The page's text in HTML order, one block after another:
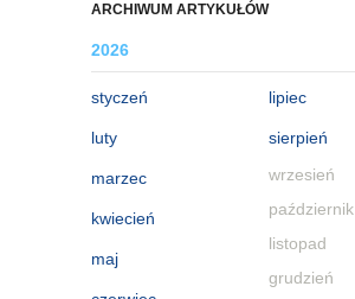
ARCHIWUM ARTYKUŁÓW
2026
styczeń
luty
marzec
kwiecień
maj
lipiec
sierpień
wrzesień
październik
listopad
grudzień